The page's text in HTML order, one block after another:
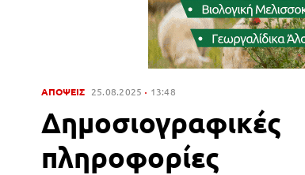
ΑΠΟΨΕΙΣ 25.08.2025 13:48
Δημοσιογραφικές
πληροφορίες